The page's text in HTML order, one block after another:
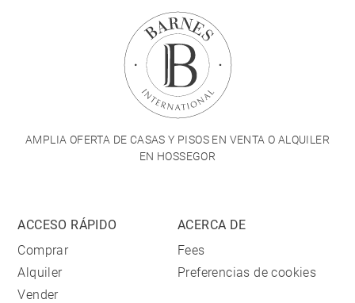
AMPLIA OFERTA DE CASAS Y PISOS EN VENTA O ALQUILER
EN HOSSEGOR
ACCESO RÁPIDO
Comprar
Alquiler
Vender
ACERCA DE
Fees
Preferencias de cookies